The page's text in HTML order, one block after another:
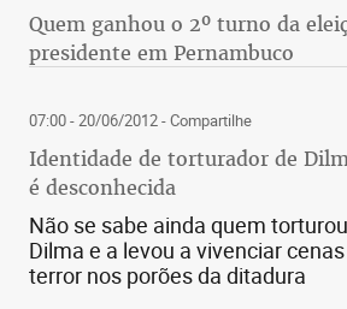
Quem ganhou o 2º turno da
presidente em Pernambuco
07:00 - 20/06/2012- Compartilhe
Identidade de torturador de
é desconhecida
Não se sabe ainda quem
Dilma e a levou a vivenciar
terror nos porões da ditadura